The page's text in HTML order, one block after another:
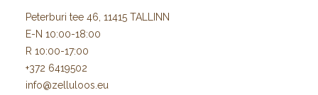
Peterburi tee 46, 11415 TALLINN
E-N 10:00-18:00
R 10:00-17:00
+372 6419502
info@zelluloos.eu